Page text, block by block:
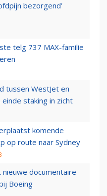
bezorgend’
telg 737 MAX-familie
tussen WestJet en
staking in zicht
komende
op route naar Sydney
documentaire
Boeing